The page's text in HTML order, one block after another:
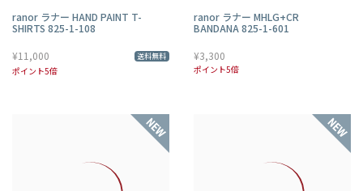
ranor ラナー HAND PAINT T-
SHIRTS 825-1-108
¥11,000 送料無料
ポイント5倍
ranor ラナー MHLG+CR
BANDANA 825-1-601
¥3,300
ポイント5倍